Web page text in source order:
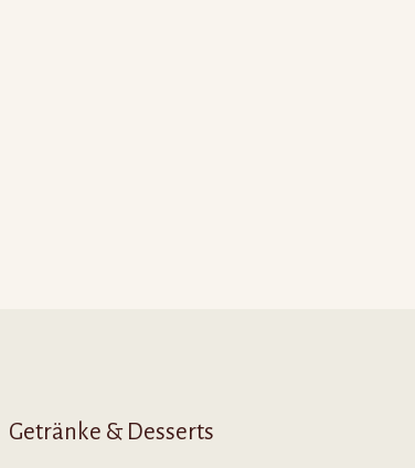
Getränke & Desserts